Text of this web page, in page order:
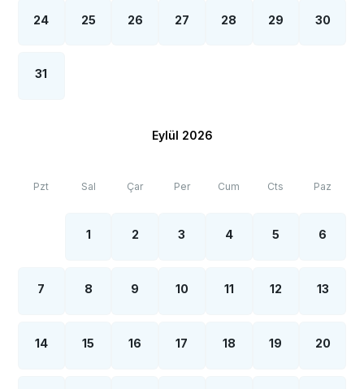
24 25 26 27 28 29 30
31
Eylül 2026
Pzt Sal Çar Per Cum Cts Paz
1 2 3 4 5 6
7 8 9 10 11 12 13
14 15 16 17 18 19 20